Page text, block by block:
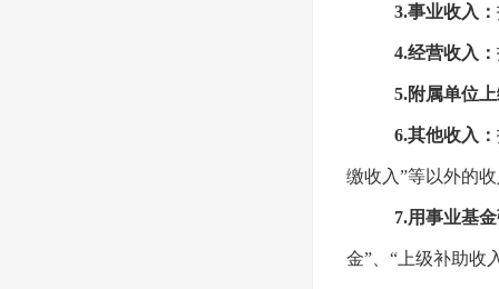
3.事业收入：
4.经营收入：
5.附属单位
6.其他收入：
缴收入”等以外的
7.用事业基
金”、“上级补助收